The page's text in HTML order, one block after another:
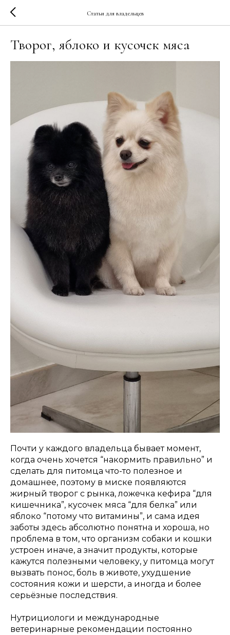
Статьи для владельцев
Творог, яблоко и кусочек мяса
Почти у каждого владельца бывает момент,
когда очень хочется “накормить правильно” и
сделать для питомца что-то полезное и
домашнее, поэтому в миске появляются
жирный творог с рынка, ложечка кефира “для
кишечника”, кусочек мяса “для белка” или
яблоко “потому что витамины”, и сама идея
заботы здесь абсолютно понятна и хороша, но
проблема в том, что организм собаки и кошки
устроен иначе, а значит продукты, которые
кажутся полезными человеку, у питомца могут
вызвать понос, боль в животе, ухудшение
состояния кожи и шерсти, а иногда и более
серьёзные последствия.
Нутрициологи и международные
ветеринарные рекомендации постоянно